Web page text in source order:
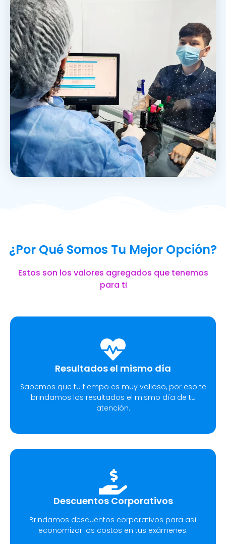
¿Por Qué Somos Tu Mejor Opción?
Estos son los valores agregados que tenemos
para ti
Resultados el mismo día
Sabemos que tu tiempo es muy valioso, por eso te
brindamos los resultados el mismo día de tu
atención.
Descuentos Corporativos
Brindamos descuentos corporativos para así
economizar los costos en tus exámenes.